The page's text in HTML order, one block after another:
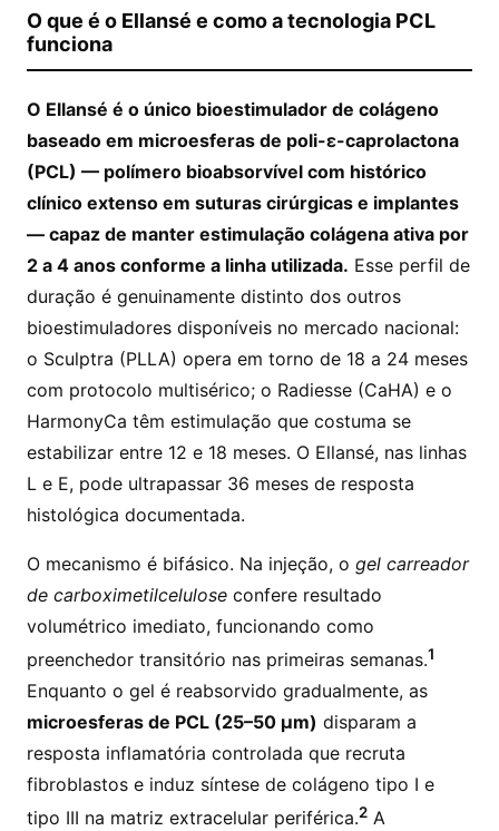
O que é o Ellansé e como a tecnologia PCL
funciona
O Ellansé é o único bioestimulador de colágeno
baseado em microesferas de poli-ε-caprolactona
(PCL) — polímero bioabsorvível com histórico
clínico extenso em suturas cirúrgicas e implantes
— capaz de manter estimulação colágena ativa por
2 a 4 anos conforme a linha utilizada. Esse perfil de
duração é genuinamente distinto dos outros
bioestimuladores disponíveis no mercado nacional:
o Sculptra (PLLA) opera em torno de 18 a 24 meses
com protocolo multisérico; o Radiesse (CaHA) e o
HarmonyCa têm estimulação que costuma se
estabilizar entre 12 e 18 meses. O Ellansé, nas linhas
L e E, pode ultrapassar 36 meses de resposta
histológica documentada.
O mecanismo é bifásico. Na injeção, o gel carreador
de carboximetilcelulose confere resultado
volumétrico imediato, funcionando como
preenchedor transitório nas primeiras semanas.1
Enquanto o gel é reabsorvido gradualmente, as
microesferas de PCL (25–50 µm) disparam a
resposta inflamatória controlada que recruta
fibroblastos e induz síntese de colágeno tipo I e
tipo III na matriz extracelular periférica.2 A